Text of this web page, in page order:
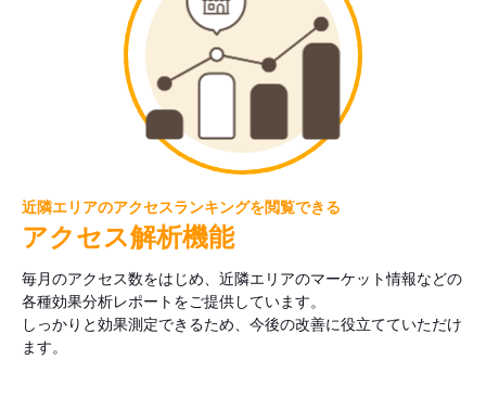
近隣エリアのアクセスランキングを閲覧できる
アクセス解析機能
毎月のアクセス数をはじめ、近隣エリアのマーケット情報などの
各種効果分析レポートをご提供しています。
しっかりと効果測定できるため、今後の改善に役立てていただけ
ます。